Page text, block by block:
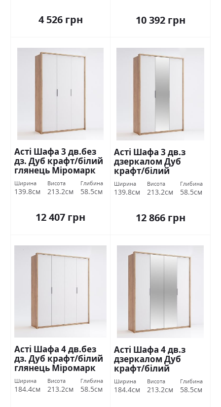
4 526 грн 10 392 грн
Асті Шафа 3 дв.без
дз. Дуб крафт/білий
глянець Міромарк
Ширина
139.8см
Висота
213.2см
Глибина
58.5см
12 407 грн
Асті Шафа 3 дв.з
дзеркалом Дуб
крафт/білий
глянець Міромарк
Ширина
139.8см
Висота
213.2см
Глибина
58.5см
12 866 грн
Асті Шафа 4 дв.без
дз. Дуб крафт/білий
глянець Міромарк
Ширина
184.4см
Висота
213.2см
Глибина
58.5см
Асті Шафа 4 дв.з
дзеркалом Дуб
крафт/білий
глянець Міромарк
Ширина
184.4см
Висота
213.2см
Глибина
58.5см